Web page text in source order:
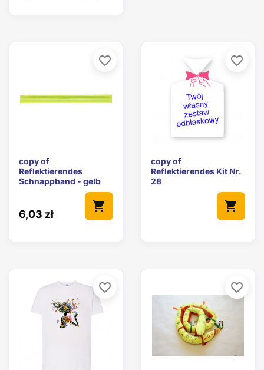
copy of
Reflektierendes
Schnappband - gelb
6,03 zł
shopping_cart
favorite_border
copy of
Reflektierendes Kit Nr.
28
shopping_cart
favorite_border
favorite_border favorite_border